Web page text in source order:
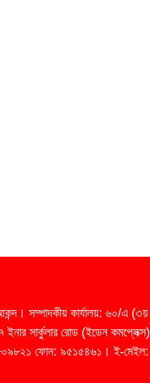
সম্পাদকীয় কার্যালয়: ৬০/এ (৩য়
ইনার সার্কুলার রোড (ইডেন
ফোন: ৯৫১৫৪৬১। ই-